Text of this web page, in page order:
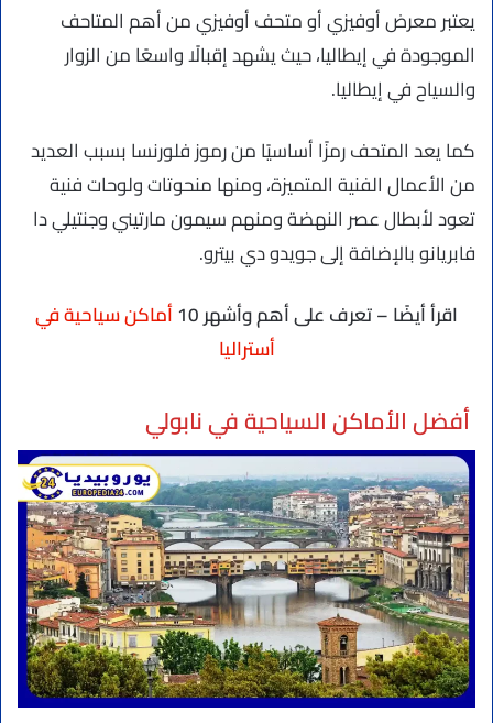
يعتبر معرض أوفيزي أو متحف أوفيزي من أهم المتاحف
الموجودة في إيطاليا، حيث يشهد إقبالًا واسعًا من الزوار
والسياح في إيطاليا.
كما يعد المتحف رمزًا أساسيًا من رموز فلورنسا بسبب العديد
من الأعمال الفنية المتميزة، ومنها منحوتات ولوحات فنية
تعود لأبطال عصر النهضة ومنهم سيمون مارتيني وجنتيلي دا
فابريانو بالإضافة إلى جويدو دي بيترو.
اقرأ أيضًا – تعرف على أهم وأشهر 10
أماكن سياحية في
أستراليا
أفضل الأماكن السياحية في نابولي